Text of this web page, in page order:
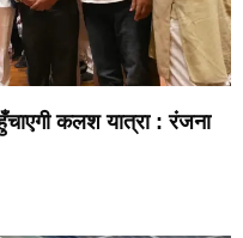
कलश यात्रा : रंजना